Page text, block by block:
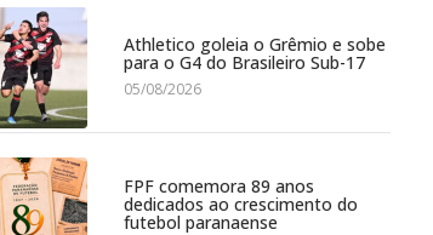
Athletico goleia o Grêmio e sobe
para o G4 do Brasileiro Sub-17
05/08/2026
FPF comemora 89 anos
dedicados ao crescimento do
futebol paranaense